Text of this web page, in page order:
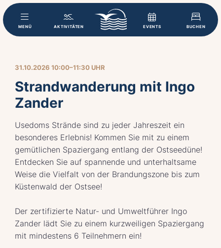
MENÜ AKTIVITÄTEN EVENTS BUCHEN
31.10.2026 10:00–11:30 UHR
Strandwanderung mit Ingo
Zander
Usedoms Strände sind zu jeder Jahreszeit ein
besonderes Erlebnis! Kommen Sie mit zu einem
gemütlichen Spaziergang entlang der Ostseedüne!
Entdecken Sie auf spannende und unterhaltsame
Weise die Vielfalt von der Brandungszone bis zum
Küstenwald der Ostsee!
Der zertifizierte Natur- und Umweltführer Ingo
Zander lädt Sie zu einem kurzweiligen Spaziergang
mit mindestens 6 Teilnehmern ein!